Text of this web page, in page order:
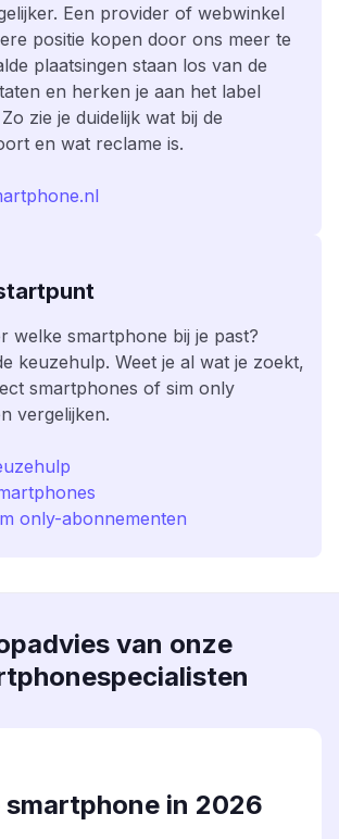
Een provider of webwinkel
positie kopen door ons meer te
plaatsingen staan los van de
en herken je aan het label
zie je duidelijk wat bij de
en wat reclame is.
welke smartphone bij je past?
keuzehulp. Weet je al wat je zoekt,
smartphones of sim only
vergelijken.
only-abonnementen
van onze
smartphone in 2026